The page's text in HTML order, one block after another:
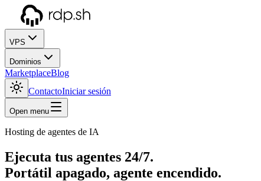
VPS
Dominios
MarketplaceBlog
ContactoIniciar sesión
Open menu
Hosting de agentes de IA
Ejecuta tus agentes 24/7.
Portátil apagado, agente encendido.